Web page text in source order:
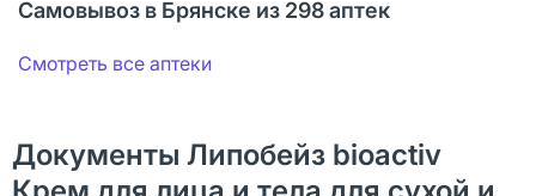
Самовывоз в Брянске из 298 аптек
Смотреть все аптеки
Документы Липобейз bioactiv